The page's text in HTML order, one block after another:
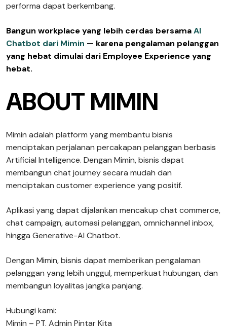
performa dapat berkembang.
Bangun workplace yang lebih cerdas bersamaAI
Chatbot dari Mimin — karena pengalaman pelanggan
yang hebat dimulai dari Employee Experience yang
hebat.
ABOUT MIMIN
Mimin adalah platform yang membantu bisnis
menciptakan perjalanan percakapan pelanggan berbasis
Artificial Intelligence. Dengan Mimin, bisnis dapat
membangun chat journey secara mudah dan
menciptakan customer experience yang positif.
Aplikasi yang dapat dijalankan mencakup chat commerce,
chat campaign, automasi pelanggan, omnichannel inbox,
hingga Generative-AI Chatbot.
Dengan Mimin, bisnis dapat memberikan pengalaman
pelanggan yang lebih unggul, memperkuat hubungan, dan
membangun loyalitas jangka panjang.
Hubungi kami:
Mimin – PT. Admin Pintar Kita